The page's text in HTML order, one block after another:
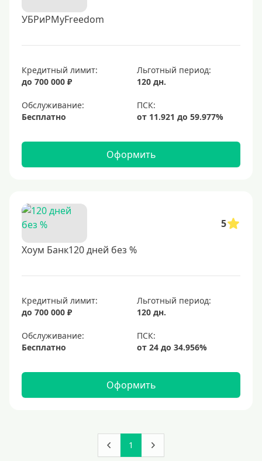
УБРиРMyFreedom
Кредитный лимит:
до 700 000 ₽
Льготный период:
120 дн.
Обслуживание:
Бесплатно
Оформить
5
Хоум Банк120 дней без %
Кредитный лимит:
до 700 000 ₽
Льготный период:
120 дн.
Обслуживание:
Бесплатно
Оформить
1